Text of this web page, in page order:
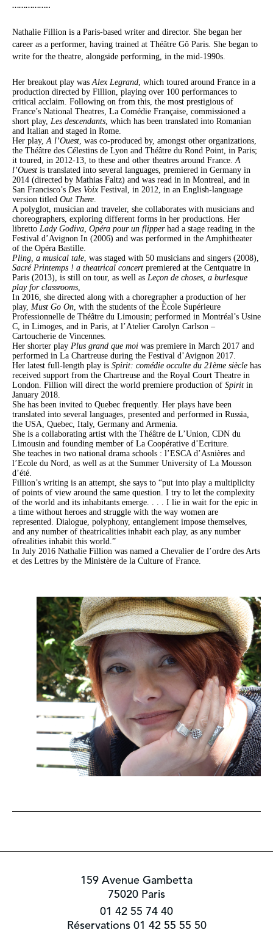
……………..
Nathalie Fillion is a Paris-based writer and director. She began her
career as a performer, having trained at Théâtre Gô Paris. She began to
write for the theatre, alongside performing, in the mid-1990s.
Her breakout play wasAlex Legrand, which toured around France in a
production directed by Fillion, playing over 100 performances to
critical acclaim. Following on from this, the most prestigious of
France’s National Theatres, La Comédie Française, commissioned a
short play, Les descendants, which has been translated into Romanian
and Italian and staged in Rome.
Her play,A l’Ouest, was co-produced by, amongst other organizations,
the Théâtre des Célestins de Lyon and Théâtre du Rond Point, in Paris;
it toured, in 2012-13, to these and other theatres around France.A
l’Ouest is translated into several languages, premiered in Germany in
2014 (directed by Mathias Faltz) and was read in in Montreal, and in
San Francisco’s Des Voix Festival, in 2012, in an English-language
version titled Out There.
A polyglot, musician and traveler, she collaborates with musicians and
choreographers, exploring different forms in her productions. Her
libretto Lady Godiva, Opéra pour un flipper had a stage reading in the
Festival d’Avignon In (2006) and was performed in the Amphitheater
of the Opéra Bastille.
Pling, a musical tale, was staged with 50 musicians and singers (2008),
Sacré Printemps ! a theatrical concert premiered at the Centquatre in
Paris (2013), is still on tour, as well as Leçon de choses, a burlesque
play for classrooms,
In 2016, she directed along with a choregrapher a production of her
play, Must Go On, with the students of the École Supérieure
Professionnelle de Théâtre du Limousin; performed in Montréal’s Usine
C, in Limoges, and in Paris, at l’Atelier Carolyn Carlson –
Cartoucherie de Vincennes.
Her shorter play Plus grand que moi was premiere in March 2017 and
performed in La Chartreuse during the Festival d’Avignon 2017.
Her latest full-length play is Spirit: comédie occulte du 21ème siècle has
received support from the Chartreuse and the Royal Court Theatre in
London. Fillion will direct the world premiere production of Spirit in
January 2018.
She has been invited to Quebec frequently. Her plays have been
translated into several languages, presented and performed in Russia,
the USA, Quebec, Italy, Germany and Armenia.
She is a collaborating artist with the Théâtre de L’Union, CDN du
Limousin and founding member of La Coopérative d’Ecriture.
She teaches in two national drama schools : l’ESCA d’Asnières and
l’Ecole du Nord, as well as at the Summer University of La Mousson
d’été.
Fillion’s writing is an attempt, she says to “put into play a multiplicity
of points of view around the same question. I try to let the complexity
of the world and its inhabitants emerge. . . . I lie in wait for the epic in
a time without heroes and struggle with the way women are
represented. Dialogue, polyphony, entanglement impose themselves,
and any number of theatricalities inhabit each play, as any number
ofrealities inhabit this world.”
In July 2016 Nathalie Fillion was named a Chevalier de l’ordre des Arts
et des Lettres by the Ministère de la Culture of France.
159 Avenue Gambetta
75020 Paris
01 42 55 74 40
Réservations 01 42 55 55 50